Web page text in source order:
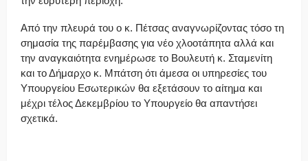
Από την πλευρά του ο κ. Πέτσας αναγνωρίζοντας τόσο τη
σημασία της παρέμβασης για νέο χλοοτάπητα αλλά και
την αναγκαιότητα ενημέρωσε το Βουλευτή κ. Σταμενίτη
και το Δήμαρχο κ. Μπάτση ότι άμεσα οι υπηρεσίες του
Υπουργείου Εσωτερικών θα εξετάσουν το αίτημα και
μέχρι τέλος Δεκεμβρίου το Υπουργείο θα απαντήσει
σχετικά.